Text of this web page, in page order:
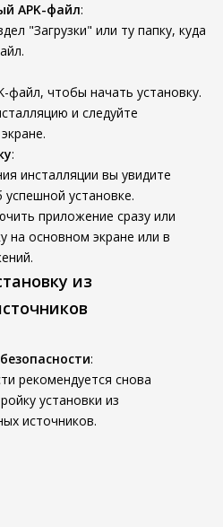
APK-файл:
"Загрузки" или ту папку, куда
файл, чтобы начать установку.
и следуйте
:
инсталляции вы увидите
установке.
приложение сразу или
на основном экране или в
из
:
рекомендуется снова
установки из
источников.